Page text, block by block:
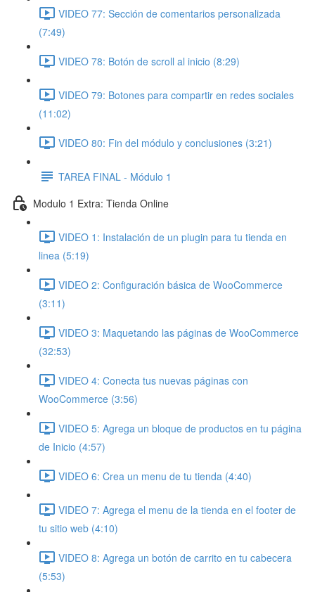
VIDEO 77: Sección de comentarios personalizada
(7:49)
VIDEO 78: Botón de scroll al inicio (8:29)
VIDEO 79: Botones para compartir en redes sociales
(11:02)
VIDEO 80: Fin del módulo y conclusiones (3:21)
TAREA FINAL - Módulo 1
Modulo 1 Extra: Tienda Online
VIDEO 1: Instalación de un plugin para tu tienda en
linea (5:19)
VIDEO 2: Configuración básica de WooCommerce
(3:11)
VIDEO 3: Maquetando las páginas de WooCommerce
(32:53)
VIDEO 4: Conecta tus nuevas páginas con
WooCommerce (3:56)
VIDEO 5: Agrega un bloque de productos en tu página
de Inicio (4:57)
VIDEO 6: Crea un menu de tu tienda (4:40)
VIDEO 7: Agrega el menu de la tienda en el footer de
tu sitio web (4:10)
VIDEO 8: Agrega un botón de carrito en tu cabecera
(5:53)